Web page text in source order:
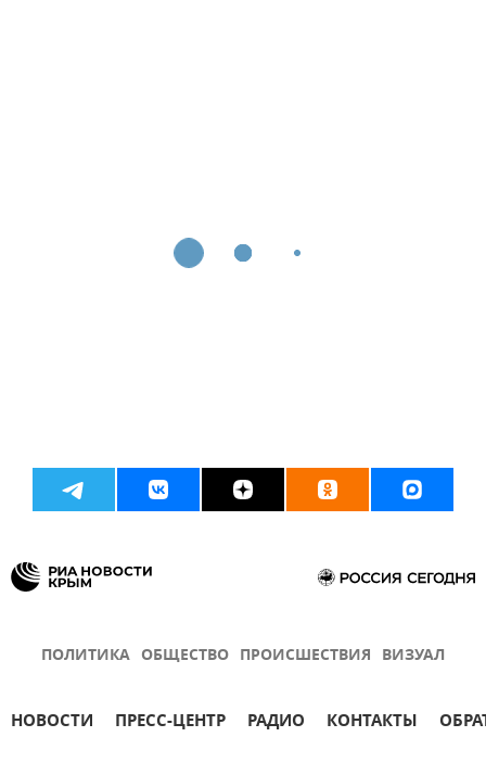
ПОЛИТИКА ОБЩЕСТВО ПРОИСШЕСТВИЯ ВИЗУАЛ
НОВОСТИ ПРЕСС-ЦЕНТР РАДИО КОНТАКТЫ